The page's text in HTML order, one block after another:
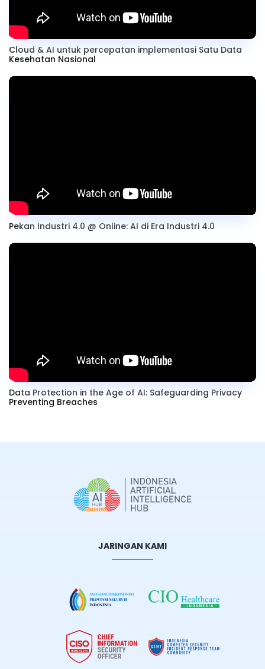
Cloud & AI untuk percepatan implementasi Satu Data
Kesehatan Nasional
Pekan Industri 4.0 @ Online: AI di Era Industri 4.0
Data Protection in the Age of AI: Safeguarding Privacy
Preventing Breaches
JARINGAN KAMI